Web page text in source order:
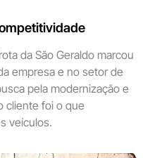
da São Geraldo marcou
empresa e no setor de
pela modernização e
cliente foi o que
veículos.